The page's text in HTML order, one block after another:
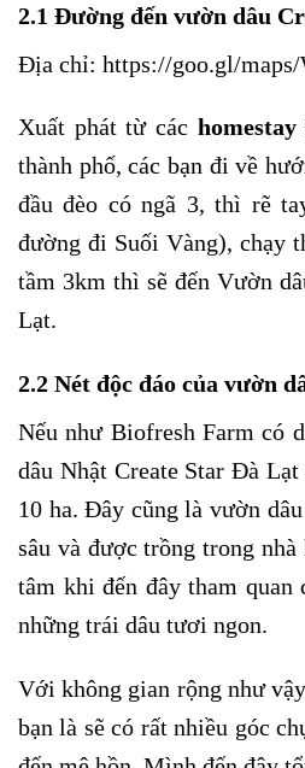
2.1 Đường đến vườn dâu
Địa chỉ: https://goo.gl/
Xuất phát từ các
thành phố, các bạn đi về
đầu đèo có ngã 3, thì rẽ
đường đi Suối Vàng), chạy
tầm 3km thì sẽ đến Vườn
Lạt.
2.2 Nét độc đáo của vườn
Nếu như Biofresh Farm có
dâu Nhật Create Star Đà
10 ha. Đây cũng là vườn
sâu và được trồng trong
tâm khi đến đây tham quan
những trái dâu tươi ngon.
Với không gian rộng như
bạn là sẽ có rất nhiều góc